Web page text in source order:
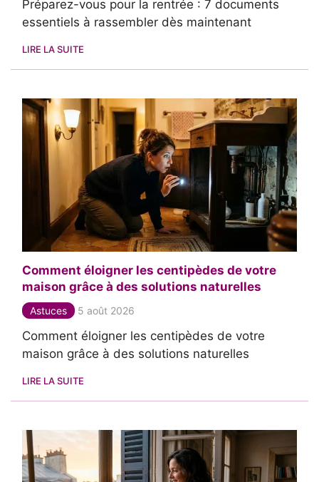
Préparez-vous pour la rentrée : 7 documents
essentiels à rassembler dès maintenant
LIRE LA SUITE
Comment éloigner les centipèdes de votre
maison grâce à des solutions naturelles
Astuces 5 août 2026
Comment éloigner les centipèdes de votre
maison grâce à des solutions naturelles
LIRE LA SUITE